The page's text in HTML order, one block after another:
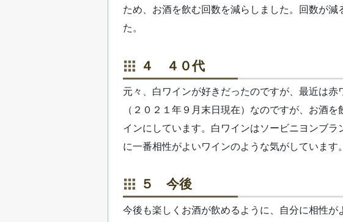
ため、お酒を飲む回数を減らしました。回数が
た。
４ ４０代
元々、白ワインが好きだったのですが、最近は
（２０２１年９月末日現在）なのですが、お酒
インにしています。白ワインはソービニヨンブ
に一番相性がよいワインのような気がしています。
５ 今後
今後も楽しくお酒が飲めるように、自分に相性